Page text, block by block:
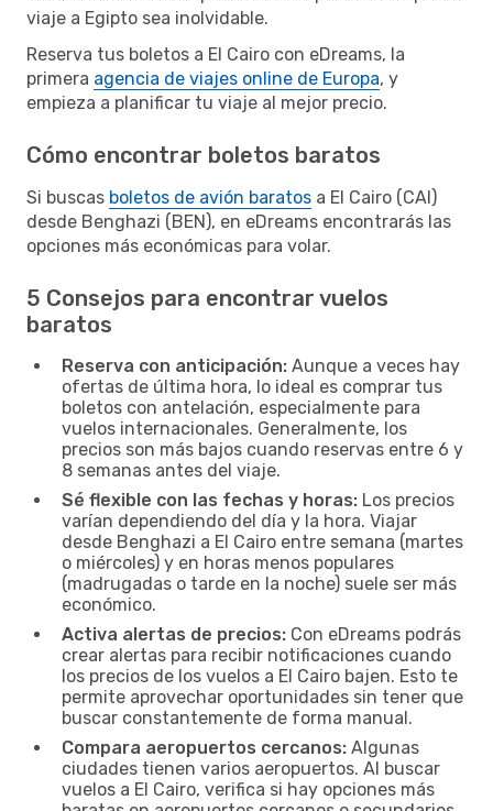
viaje a Egipto sea inolvidable.
Reserva tus boletos a El Cairo con eDreams, la
primera agencia de viajes online de Europa, y
empieza a planificar tu viaje al mejor precio.
Cómo encontrar boletos baratos
Si buscas boletos de avión baratos a El Cairo (CAI)
desde Benghazi (BEN), en eDreams encontrarás las
opciones más económicas para volar.
5 Consejos para encontrar vuelos
baratos
Reserva con anticipación: Aunque a veces hay
ofertas de última hora, lo ideal es comprar tus
boletos con antelación, especialmente para
vuelos internacionales. Generalmente, los
precios son más bajos cuando reservas entre 6 y
8 semanas antes del viaje.
Sé flexible con las fechas y horas: Los precios
varían dependiendo del día y la hora. Viajar
desde Benghazi a El Cairo entre semana (martes
o miércoles) y en horas menos populares
(madrugadas o tarde en la noche) suele ser más
económico.
Activa alertas de precios: Con eDreams podrás
crear alertas para recibir notificaciones cuando
los precios de los vuelos a El Cairo bajen. Esto te
permite aprovechar oportunidades sin tener que
buscar constantemente de forma manual.
Compara aeropuertos cercanos: Algunas
ciudades tienen varios aeropuertos. Al buscar
vuelos a El Cairo, verifica si hay opciones más